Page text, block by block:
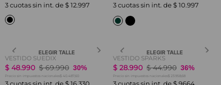
3 cuotas sin int. de $ 12.997 3 cuotas sin int. de $ 10.997
ELEGIR TALLE
VESTIDO SUEDIX
$ 48.990 $ 69.990 30%
Precio sin impuestos nacionales$ 40.487,60
ELEGIR TALLE
VESTIDO SPARKS
$ 28.990 $ 44.990 36%
Precio sin impuestos nacionales$ 23.958,68